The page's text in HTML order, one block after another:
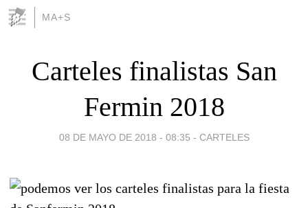
MA+S
Carteles finalistas San
Fermin 2018
08 DE MAYO DE 2018 - 08:35 - CARTELES